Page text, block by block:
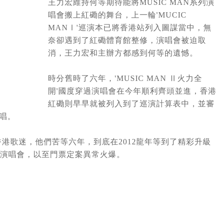
王力宏維持何等期待能將MUSIC MAN系列演
唱會搬上紅磡的舞台，上一輪'MUCIC
MANⅠ'巡演本已將香港站列入圖謀當中，無
奈卻遇到了紅磡體育館整修，演唱會被迫取
消，王力宏和主辦方都感到何等的遺憾。
時分舊時了六年，'MUSIC MAN Ⅱ火力全
開'國度穿過演唱會在今年順利齊頭並進，香港
紅磡則早早就被列入到了巡演計算表中，並審
。
歌迷，他們苦等六年，到底在2012龍年等到了精彩升​​級
會，以至門票定案異常火爆。